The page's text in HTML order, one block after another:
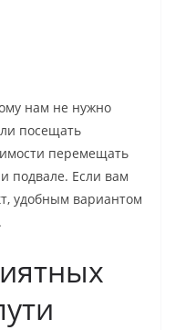
нам не нужно
посещать
перемещать
подвале. Если вам
удобным вариантом